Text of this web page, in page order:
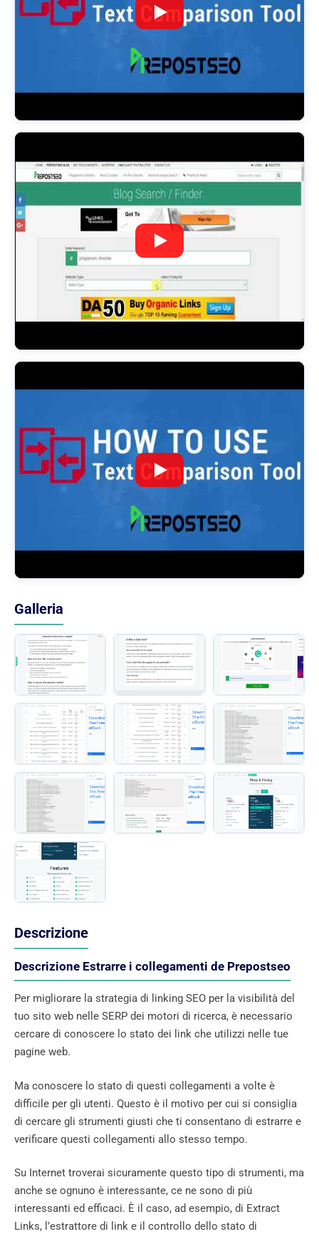
Galleria
Descrizione
Descrizione Estrarre i collegamenti de Prepostseo
Per migliorare la strategia di linking SEO per la visibilità del
tuo sito web nelle SERP dei motori di ricerca, è necessario
cercare di conoscere lo stato dei link che utilizzi nelle tue
pagine web.
Ma conoscere lo stato di questi collegamenti a volte è
difficile per gli utenti. Questo è il motivo per cui si consiglia
di cercare gli strumenti giusti che ti consentano di estrarre e
verificare questi collegamenti allo stesso tempo.
Su Internet troverai sicuramente questo tipo di strumenti, ma
anche se ognuno è interessante, ce ne sono di più
interessanti ed efficaci. È il caso, ad esempio, di Extract
Links, l’estrattore di link e il controllo dello stato di